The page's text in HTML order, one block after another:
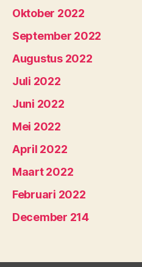
Oktober 2022
September 2022
Augustus 2022
Juli 2022
Juni 2022
Mei 2022
April 2022
Maart 2022
Februari 2022
December 214